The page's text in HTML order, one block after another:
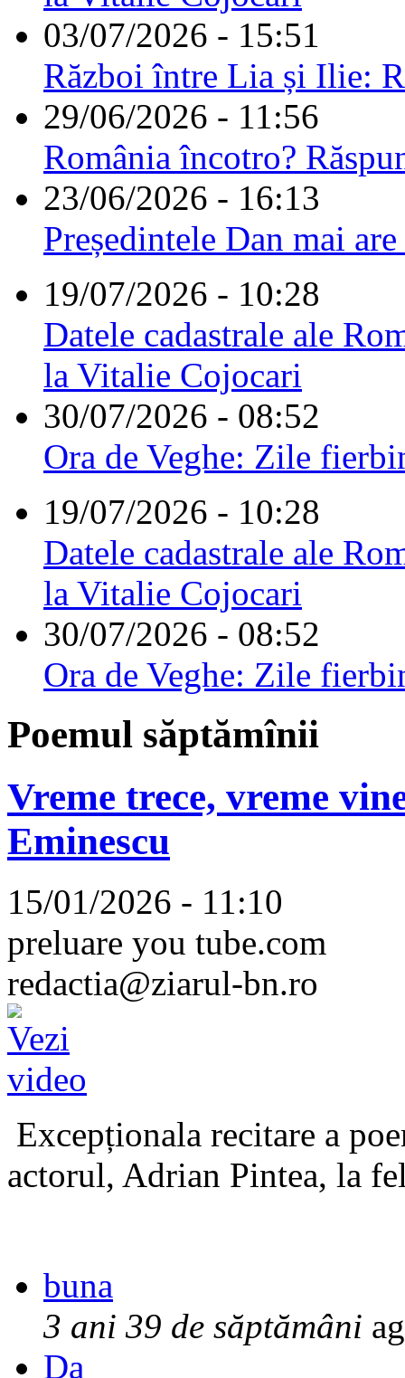
03/07/2026 - 15:51
Război între Lia și Ilie:
29/06/2026 - 11:56
România încotro?
23/06/2026 - 16:13
Președintele Dan mai
19/07/2026 - 10:28
Datele cadastrale ale
la Vitalie Cojocari
30/07/2026 - 08:52
Ora de Veghe: Zile
19/07/2026 - 10:28
Datele cadastrale ale
la Vitalie Cojocari
30/07/2026 - 08:52
Ora de Veghe: Zile
Poemul săptămînii
Vreme trece, vreme
Eminescu
15/01/2026 - 11:10
preluare you tube.com
redactia@ziarul-bn.ro
Excepționala recitare a
actorul, Adrian Pintea, la
buna
3 ani 39 de săptămâni
Da